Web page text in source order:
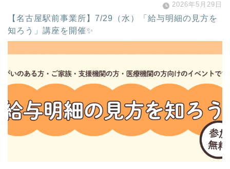
2026年5月29日
【名古屋駅前事業所】7/29（水）「給与明細の見方を
知ろう」講座を開催✨